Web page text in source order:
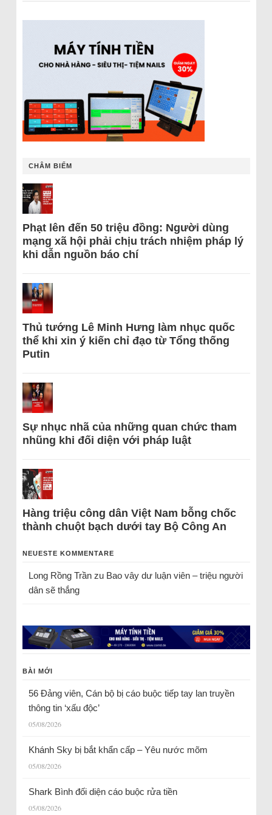
CHÂM BIẾM
Phạt lên đến 50 triệu đồng: Người dùng
mạng xã hội phải chịu trách nhiệm pháp lý
khi dẫn nguồn báo chí
Thủ tướng Lê Minh Hưng làm nhục quốc
thể khi xin ý kiến chỉ đạo từ Tổng thống
Putin
Sự nhục nhã của những quan chức tham
nhũng khi đối diện với pháp luật
Hàng triệu công dân Việt Nam bỗng chốc
thành chuột bạch dưới tay Bộ Công An
NEUESTE KOMMENTARE
Long Rồng Trầnzu Bao vây dư luận viên – triệu người
dân sẽ thắng
BÀI MỚI
56 Đảng viên, Cán bộ bị cáo buộc tiếp tay lan truyền
thông tin ‘xấu độc’
05/08/2026
Khánh Sky bị bắt khẩn cấp – Yêu nước mõm
05/08/2026
Shark Bình đối diện cáo buộc rửa tiền
05/08/2026